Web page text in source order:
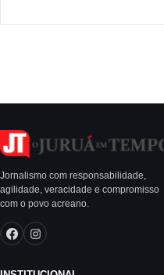
Jornalismo com responsabilidade,
agilidade, veracidade e compromisso
com o povo acreano.